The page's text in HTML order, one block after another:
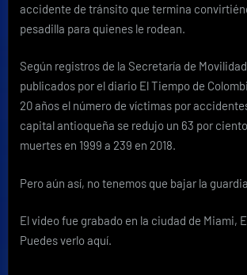
accidente de tránsito que termina
pesadilla para quienes le rodean.
Según registros de la Secretaría de
publicados por el diario El Tiempo de
20 años el número de víctimas por
capital antioqueña se redujo un 63 por
muertes en 1999 a 239 en 2018.
Pero aún así, no tenemos que bajar la guardia.
El video fue grabado en la ciudad de Miami,
Puedes verlo aquí.